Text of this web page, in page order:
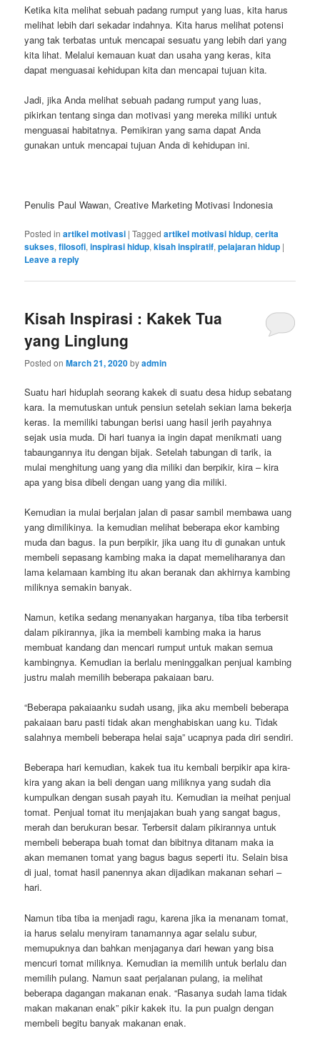
Ketika kita melihat sebuah padang rumput yang luas, kita harus
melihat lebih dari sekadar indahnya. Kita harus melihat potensi
yang tak terbatas untuk mencapai sesuatu yang lebih dari yang
kita lihat. Melalui kemauan kuat dan usaha yang keras, kita
dapat menguasai kehidupan kita dan mencapai tujuan kita.
Jadi, jika Anda melihat sebuah padang rumput yang luas,
pikirkan tentang singa dan motivasi yang mereka miliki untuk
menguasai habitatnya. Pemikiran yang sama dapat Anda
gunakan untuk mencapai tujuan Anda di kehidupan ini.
Penulis Paul Wawan, Creative Marketing Motivasi Indonesia
Posted in artikel motivasi |Tagged artikel motivasi hidup,cerita
sukses,filosofi,inspirasi hidup,kisah inspiratif,pelajaran hidup |
Leave a reply
Kisah Inspirasi : Kakek Tua
yang Linglung
Posted onMarch 21, 2020byadmin
Suatu hari hiduplah seorang kakek di suatu desa hidup sebatang
kara. Ia memutuskan untuk pensiun setelah sekian lama bekerja
keras. Ia memiliki tabungan berisi uang hasil jerih payahnya
sejak usia muda. Di hari tuanya ia ingin dapat menikmati uang
tabaungannya itu dengan bijak. Setelah tabungan di tarik, ia
mulai menghitung uang yang dia miliki dan berpikir, kira – kira
apa yang bisa dibeli dengan uang yang dia miliki.
Kemudian ia mulai berjalan jalan di pasar sambil membawa uang
yang dimilikinya. Ia kemudian melihat beberapa ekor kambing
muda dan bagus. Ia pun berpikir, jika uang itu di gunakan untuk
membeli sepasang kambing maka ia dapat memeliharanya dan
lama kelamaan kambing itu akan beranak dan akhirnya kambing
miliknya semakin banyak.
Namun, ketika sedang menanyakan harganya, tiba tiba terbersit
dalam pikirannya, jika ia membeli kambing maka ia harus
membuat kandang dan mencari rumput untuk makan semua
kambingnya. Kemudian ia berlalu meninggalkan penjual kambing
justru malah memilih beberapa pakaiaan baru.
“Beberapa pakaiaanku sudah usang, jika aku membeli beberapa
pakaiaan baru pasti tidak akan menghabiskan uang ku. Tidak
salahnya membeli beberapa helai saja” ucapnya pada diri sendiri.
Beberapa hari kemudian, kakek tua itu kembali berpikir apa kira-
kira yang akan ia beli dengan uang miliknya yang sudah dia
kumpulkan dengan susah payah itu. Kemudian ia meihat penjual
tomat. Penjual tomat itu menjajakan buah yang sangat bagus,
merah dan berukuran besar. Terbersit dalam pikirannya untuk
membeli beberapa buah tomat dan bibitnya ditanam maka ia
akan memanen tomat yang bagus bagus seperti itu. Selain bisa
di jual, tomat hasil panennya akan dijadikan makanan sehari –
hari.
Namun tiba tiba ia menjadi ragu, karena jika ia menanam tomat,
ia harus selalu menyiram tanamannya agar selalu subur,
memupuknya dan bahkan menjaganya dari hewan yang bisa
mencuri tomat miliknya. Kemudian ia memilih untuk berlalu dan
memilih pulang. Namun saat perjalanan pulang, ia melihat
beberapa dagangan makanan enak. “Rasanya sudah lama tidak
makan makanan enak” pikir kakek itu. Ia pun pualgn dengan
membeli begitu banyak makanan enak.